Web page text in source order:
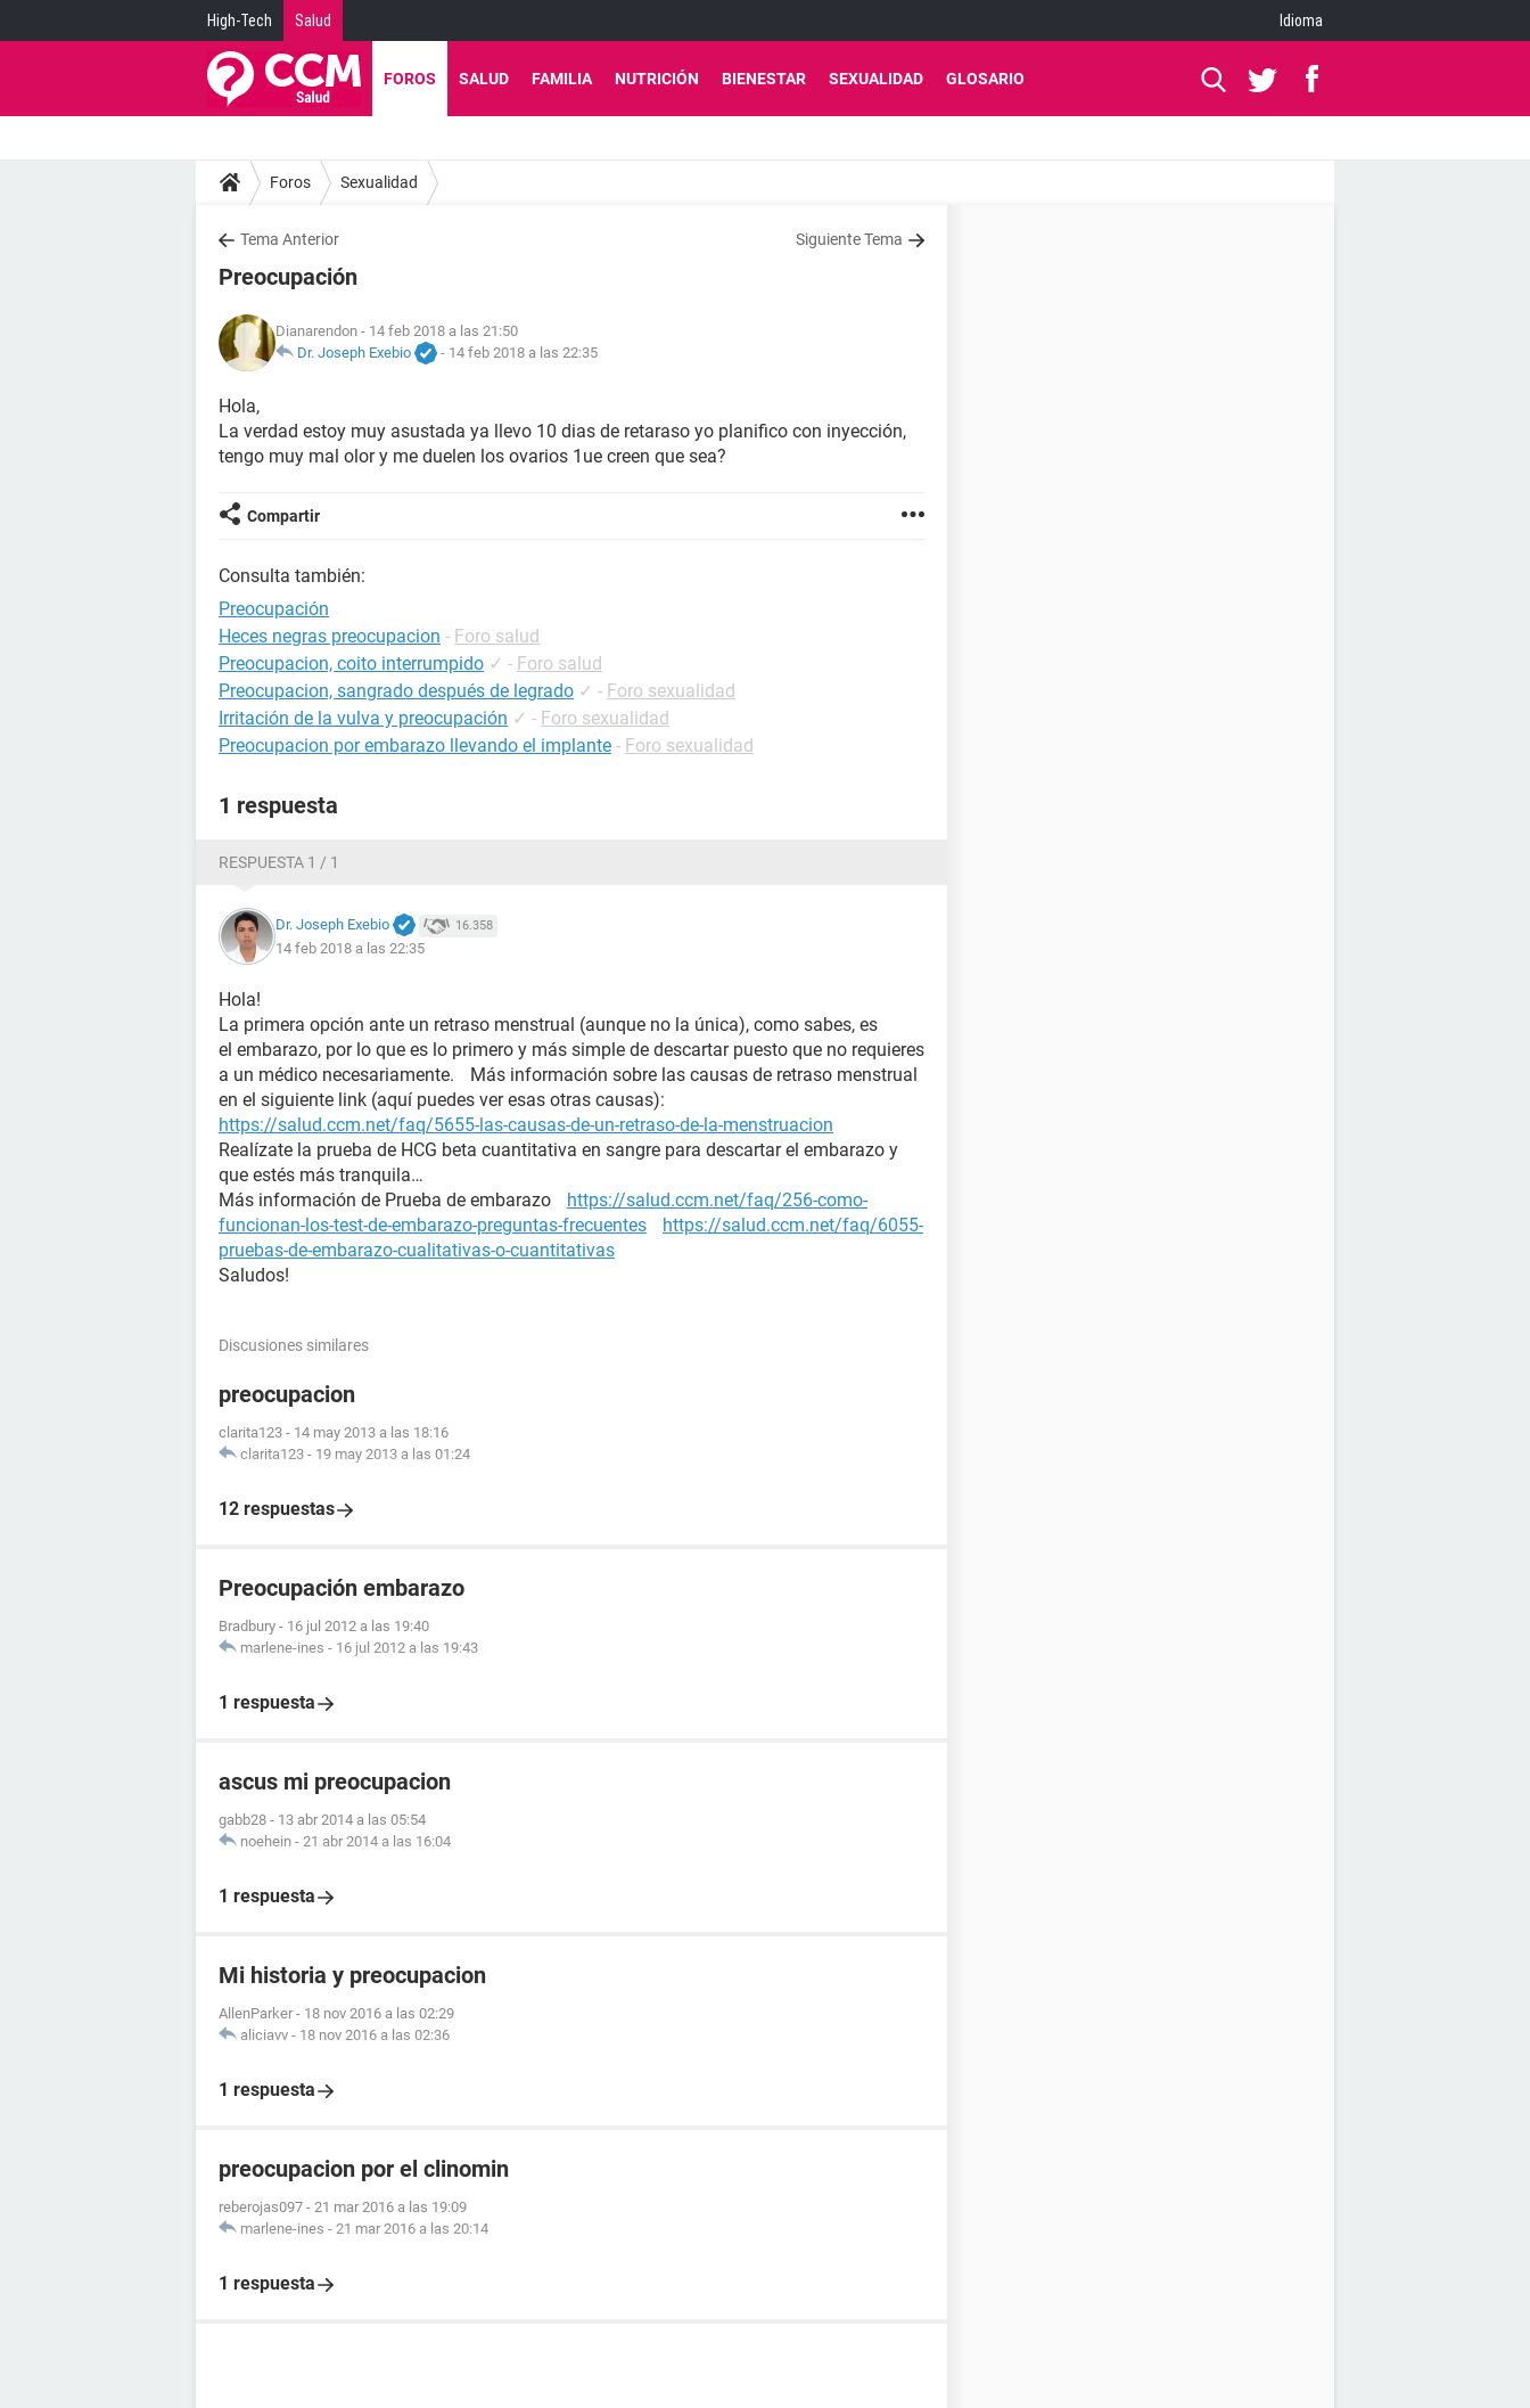
High-Tech Salud Idioma
FOROS SALUD FAMILIA NUTRICIÓN BIENESTAR SEXUALIDAD GLOSARIO
Foros Sexualidad
Tema Anterior Siguiente Tema
Preocupación
Dianarendon - 14 feb 2018 a las 21:50
Dr. Joseph Exebio
- 14 feb 2018 a las 22:35
Hola,
La verdad estoy muy asustada ya llevo 10 dias de retaraso yo planifico con inyección,
tengo muy mal olor y me duelen los ovarios 1ue creen que sea?
Compartir
Consulta también:
Preocupación
Heces negras preocupacion - Foro salud
Preocupacion, coito interrumpido ✓ - Foro salud
Preocupacion, sangrado después de legrado ✓ - Foro sexualidad
Irritación de la vulva y preocupación ✓ - Foro sexualidad
Preocupacion por embarazo llevando el implante - Foro sexualidad
1 respuesta
RESPUESTA 1 / 1
Dr. Joseph Exebio 16.358
14 feb 2018 a las 22:35
Hola!
La primera opción ante un retraso menstrual (aunque no la única), como sabes, es
el embarazo, por lo que es lo primero y más simple de descartar puesto que no requieres
a un médico necesariamente. Más información sobre las causas de retraso menstrual
en el siguiente link (aquí puedes ver esas otras causas):
https://salud.ccm.net/faq/5655-las-causas-de-un-retraso-de-la-menstruacion
Realízate la prueba de HCG beta cuantitativa en sangre para descartar el embarazo y
que estés más tranquila…
Más información de Prueba de embarazo https://salud.ccm.net/faq/256-como-
funcionan-los-test-de-embarazo-preguntas-frecuentes
https://salud.ccm.net/faq/6055-
pruebas-de-embarazo-cualitativas-o-cuantitativas
Saludos!
Discusiones similares
preocupacion
clarita123 - 14 may 2013 a las 18:16
clarita123 - 19 may 2013 a las 01:24
12 respuestas
Preocupación embarazo
Bradbury - 16 jul 2012 a las 19:40
marlene-ines - 16 jul 2012 a las 19:43
1 respuesta
ascus mi preocupacion
gabb28 - 13 abr 2014 a las 05:54
noehein - 21 abr 2014 a las 16:04
1 respuesta
Mi historia y preocupacion
AllenParker - 18 nov 2016 a las 02:29
aliciavv - 18 nov 2016 a las 02:36
1 respuesta
preocupacion por el clinomin
reberojas097 - 21 mar 2016 a las 19:09
marlene-ines - 21 mar 2016 a las 20:14
1 respuesta